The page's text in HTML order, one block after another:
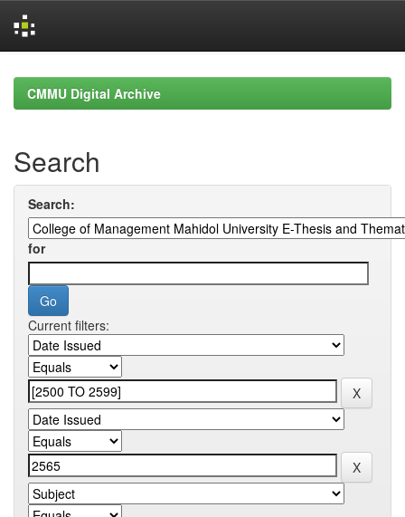
navigationCMMU Digital Archive
Search
Search:
for
Current filters: